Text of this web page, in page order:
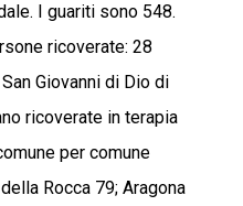
I guariti sono 548.
ricoverate: 28
Giovanni di Dio di
ricoverate in terapia
per comune
Rocca 79; Aragona